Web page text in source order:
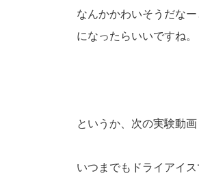
なんかかわいそうだな
になったらいいですね。
というか、次の実験動
いつまでもドライアイ